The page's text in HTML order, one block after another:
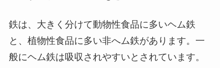
鉄は、大きく分けて動物性食品に多いヘム鉄
と、植物性食品に多い非へム鉄があります。一
般にヘム鉄は吸収されやすいとされています。